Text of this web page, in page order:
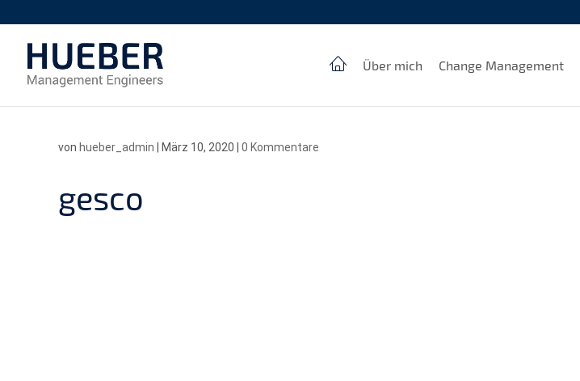
Über mich Change Management
von hueber_admin März 10, 2020 0 Kommentare
gesco